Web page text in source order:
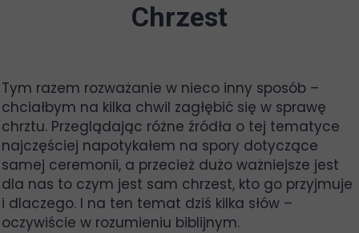
Chrzest
Tym razem rozważanie w nieco inny sposób –
chciałbym na kilka chwil zagłębić się w sprawę
chrztu. Przeglądając różne źródła o tej tematyce
najczęściej napotykałem na spory dotyczące
samej ceremonii, a przecież dużo ważniejsze jest
dla nas to czym jest sam chrzest, kto go przyjmuje
i dlaczego. I na ten temat dziś kilka słów –
oczywiście w rozumieniu biblijnym.